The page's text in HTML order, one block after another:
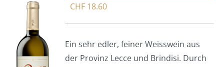
CHF 18.60
Ein sehr edler, feiner Weisswein aus
der Provinz Lecce und Brindisi. Durch